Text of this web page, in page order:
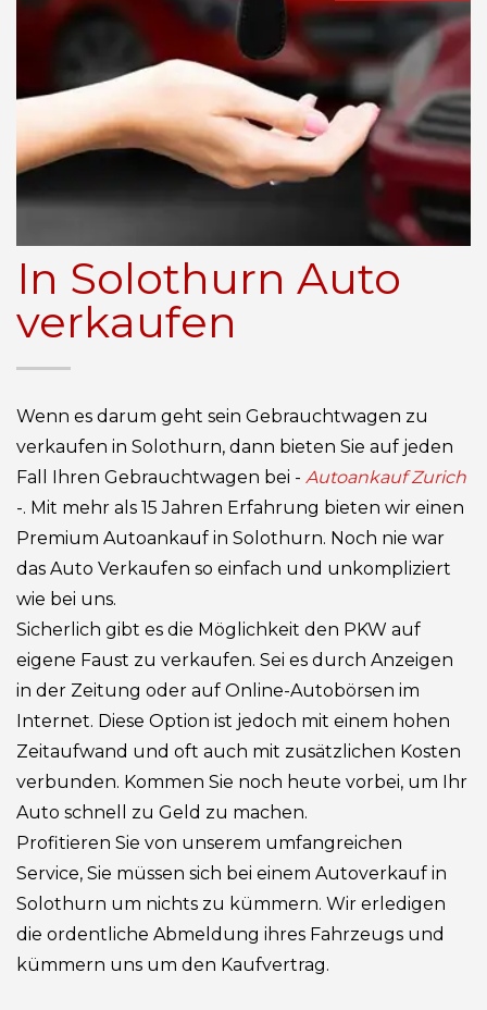
In Solothurn Auto
verkaufen
Wenn es darum geht sein Gebrauchtwagen zu
verkaufen in Solothurn, dann bieten Sie auf jeden
Fall Ihren Gebrauchtwagen bei - Autoankauf Zurich
-. Mit mehr als 15 Jahren Erfahrung bieten wir einen
Premium Autoankauf in Solothurn. Noch nie war
das Auto Verkaufen so einfach und unkompliziert
wie bei uns.
Sicherlich gibt es die Möglichkeit den PKW auf
eigene Faust zu verkaufen. Sei es durch Anzeigen
in der Zeitung oder auf Online-Autobörsen im
Internet. Diese Option ist jedoch mit einem hohen
Zeitaufwand und oft auch mit zusätzlichen Kosten
verbunden. Kommen Sie noch heute vorbei, um Ihr
Auto schnell zu Geld zu machen.
Profitieren Sie von unserem umfangreichen
Service, Sie müssen sich bei einem Autoverkauf in
Solothurn um nichts zu kümmern. Wir erledigen
die ordentliche Abmeldung ihres Fahrzeugs und
kümmern uns um den Kaufvertrag.